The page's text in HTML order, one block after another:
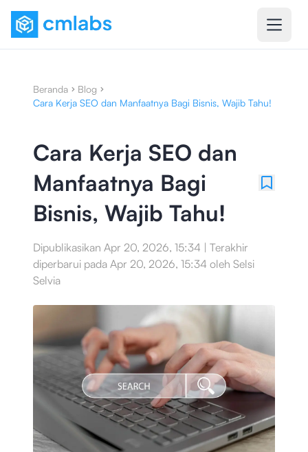
Beranda
Blog
Cara Kerja SEO dan Manfaatnya Bagi Bisnis, Wajib Tahu!
Cara Kerja SEO dan
Manfaatnya Bagi
Bisnis, Wajib Tahu!
Dipublikasikan Apr 20, 2026, 15:34 | Terakhir
diperbarui pada Apr 20, 2026, 15:34 oleh Selsi
Selvia